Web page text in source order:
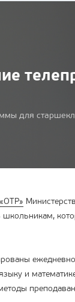
для
«ОТР»
и